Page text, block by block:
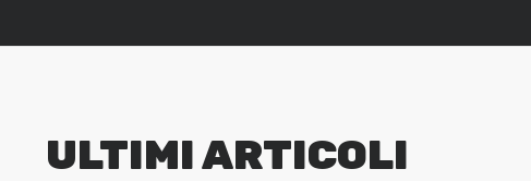
ULTIMI ARTICOLI